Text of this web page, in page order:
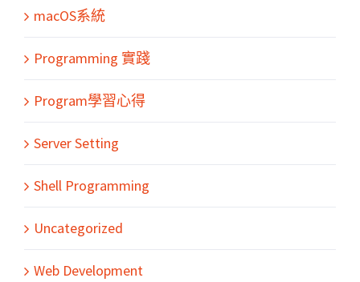
macOS系統
Programming 實踐
Program學習心得
Server Setting
Shell Programming
Uncategorized
Web Development